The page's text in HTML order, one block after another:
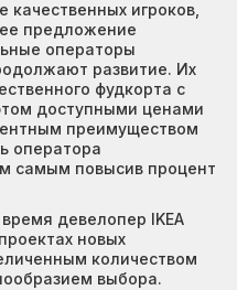
качественных игроков,
предложение
операторы
развитие. Их
фудкорта с
доступными ценами
преимуществом
оператора
самым повысив процент
девелопер IKEA
новых
количеством
выбора.